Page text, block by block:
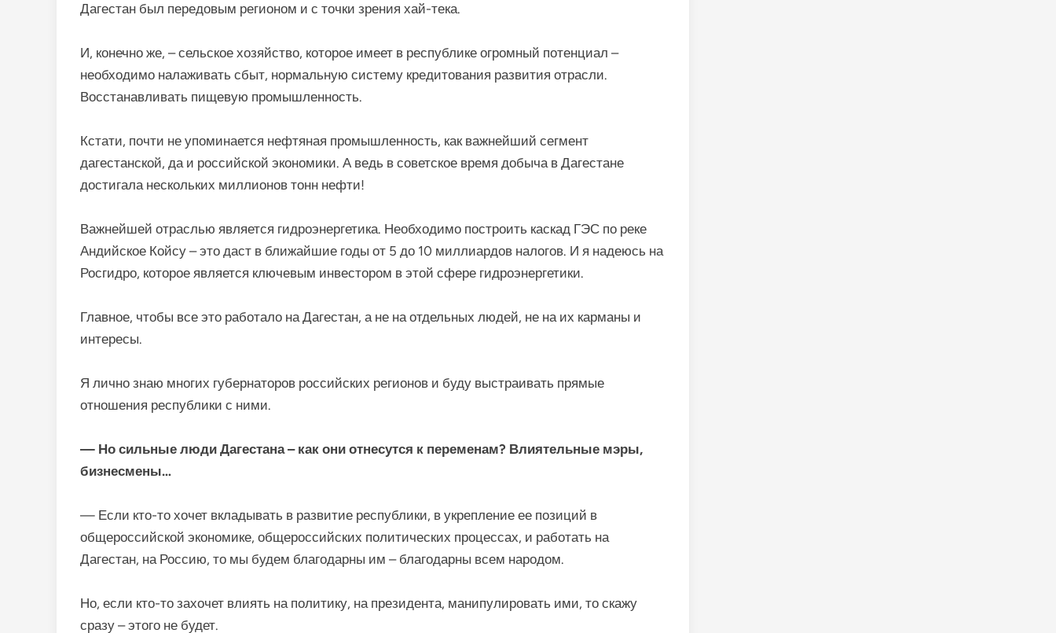
Дагестан был передовым регионом и с точки зрения хай-тека.
И, конечно же, – сельское хозяйство, которое имеет в республике огромный потенциал –
необходимо налаживать сбыт, нормальную систему кредитования развития отрасли.
Восстанавливать пищевую промышленность.
Кстати, почти не упоминается нефтяная промышленность, как важнейший сегмент
дагестанской, да и российской экономики. А ведь в советское время добыча в Дагестане
достигала нескольких миллионов тонн нефти!
Важнейшей отраслью является гидроэнергетика. Необходимо построить каскад ГЭС по реке
Андийское Койсу – это даст в ближайшие годы от 5 до 10 миллиардов налогов. И я надеюсь на
Росгидро, которое является ключевым инвестором в этой сфере гидроэнергетики.
Главное, чтобы все это работало на Дагестан, а не на отдельных людей, не на их карманы и
интересы.
Я лично знаю многих губернаторов российских регионов и буду выстраивать прямые
отношения республики с ними.
— Но сильные люди Дагестана – как они отнесутся к переменам? Влиятельные мэры,
бизнесмены…
— Если кто-то хочет вкладывать в развитие республики, в укрепление ее позиций в
общероссийской экономике, общероссийских политических процессах, и работать на
Дагестан, на Россию, то мы будем благодарны им – благодарны всем народом.
Но, если кто-то захочет влиять на политику, на президента, манипулировать ими, то скажу
сразу – этого не будет.